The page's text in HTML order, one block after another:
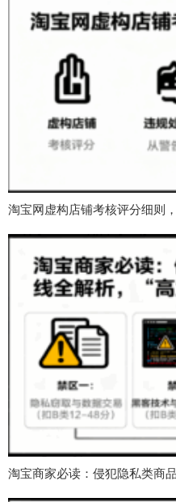
淘宝网虚构店铺考核评分细则
淘宝商家必读：侵犯隐私类商